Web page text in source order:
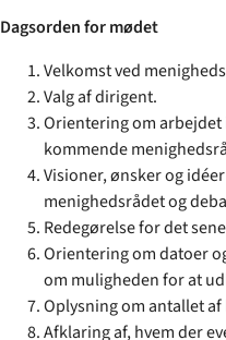
Dagsorden for mødet
Velkomst ved
Valg af dirigent.
Orientering om
kommende
Visioner, ønsker og
menighedsrådet og
Redegørelse for det
Orientering om datoer
om muligheden for at
Oplysning om antallet
Afklaring af, hvem der